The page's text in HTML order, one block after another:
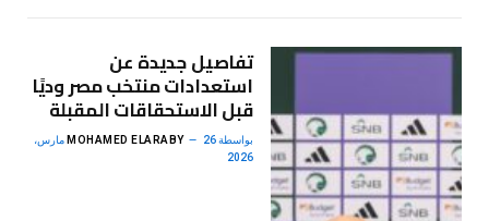
تفاصيل جديدة عن
استعدادات منتخب مصر وديًا
قبل الاستحقاقات المقبلة
بواسطة MOHAMED ELARABY 26 مارس،
2026